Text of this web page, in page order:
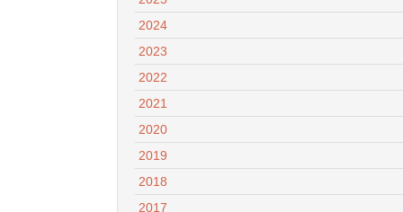
2024
2023
2022
2021
2020
2019
2018
2017